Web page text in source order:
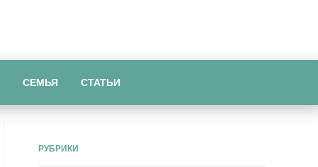
СЕМЬЯ СТАТЬИ
РУБРИКИ